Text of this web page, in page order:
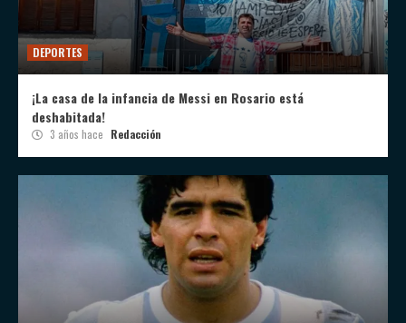
DEPORTES
¡La casa de la infancia de Messi en Rosario está
deshabitada!
3 años hace Redacción